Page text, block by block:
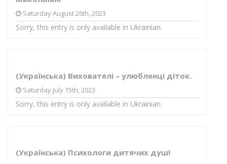
Saturday August 26th, 2023
Sorry, this entry is only available in Ukrainian.
(Українська) Вихователі – улюбленці діток.
Saturday July 15th, 2023
Sorry, this entry is only available in Ukrainian.
(Українська) Психологи дитячих душ!